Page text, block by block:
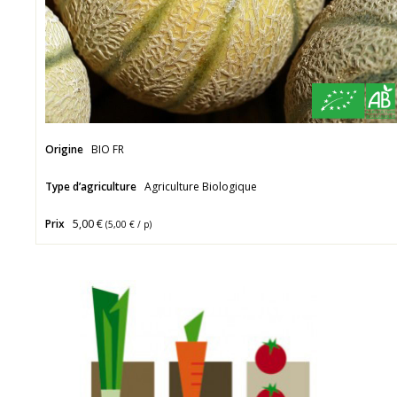
Origine BIO FR
Type d’agriculture Agriculture Biologique
Prix 5,00 € (5,00 € / p)